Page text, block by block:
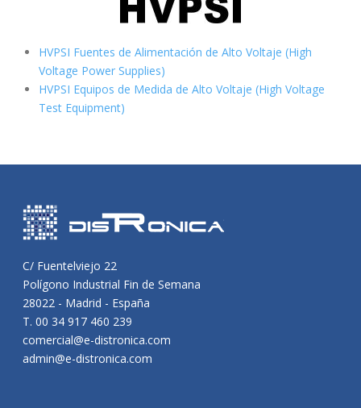
HVPSI Fuentes de Alimentación de Alto Voltaje (High
Voltage Power Supplies)
HVPSI Equipos de Medida de Alto Voltaje (High Voltage
Test Equipment)
C/ Fuentelviejo 22
Polígono Industrial Fin de Semana
28022 - Madrid - España
T. 00 34 917 460 239
comercial@e-distronica.com
admin@e-distronica.com